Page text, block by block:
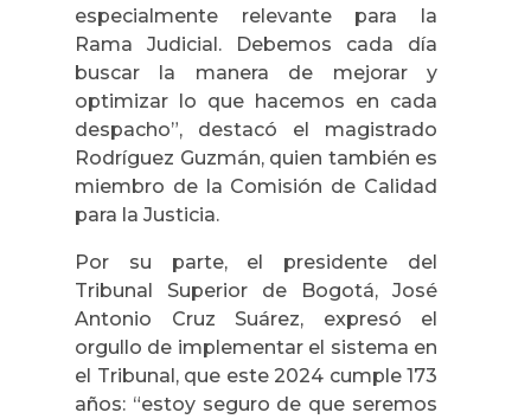
especialmente relevante para la
Rama Judicial. Debemos cada día
buscar la manera de mejorar y
optimizar lo que hacemos en cada
despacho”, destacó el magistrado
Rodríguez Guzmán, quien también es
miembro de la Comisión de Calidad
para la Justicia.
Por su parte, el presidente del
Tribunal Superior de Bogotá, José
Antonio Cruz Suárez, expresó el
orgullo de implementar el sistema en
el Tribunal, que este 2024 cumple 173
años: “estoy seguro de que seremos